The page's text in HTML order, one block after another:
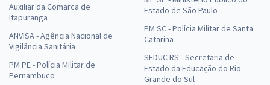
Auxiliar da Comarca de
Itapuranga
ANVISA - Agência Nacional de
Vigilância Sanitária
PM PE - Polícia Militar de
Pernambuco
Estado de São Paulo
PM SC - Polícia Militar de Santa
Catarina
SEDUC RS - Secretaria de
Estado da Educação do Rio
Grande do Sul